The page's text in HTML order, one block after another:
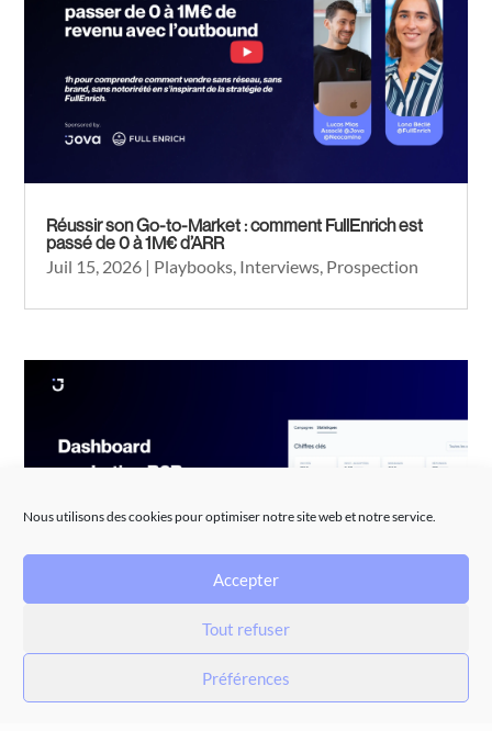
Nous utilisons des cookies pour optimiser notre site web et notre service.
Accepter
Tout refuser
Préférences
Réussir son Go-to-Market : comment FullEnrich est
passé de 0 à 1M€ d’ARR
Juil 15, 2026 | Playbooks, Interviews, Prospection
Dashboard marketing B2B : KPIs essentiels et
Marketing automation